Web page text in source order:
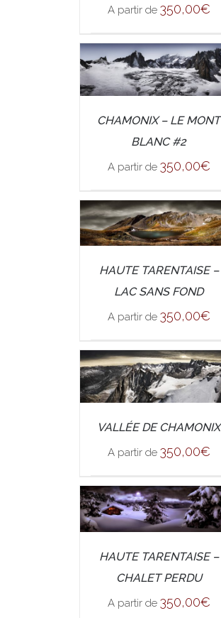
A partir de 350,00€
SELECT OPTIONS /
CHAMONIX – LE MONT
BLANC #2
A partir de 350,00€
SELECT OPTIONS /
HAUTE TARENTAISE –
LAC SANS FOND
A partir de 350,00€
SELECT OPTIONS /
VALLÉE DE CHAMONIX
A partir de 350,00€
SELECT OPTIONS /
HAUTE TARENTAISE –
CHALET PERDU
A partir de 350,00€